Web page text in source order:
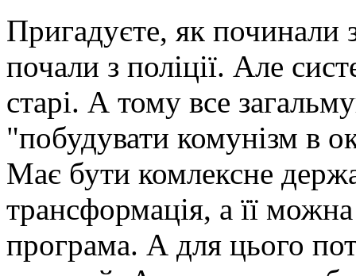
Пригадуєте, як починали
почали з поліції. Але
старі. А тому все
"побудувати комунізм в
Має бути комлексне
трансформація, а її
програма. А для цього